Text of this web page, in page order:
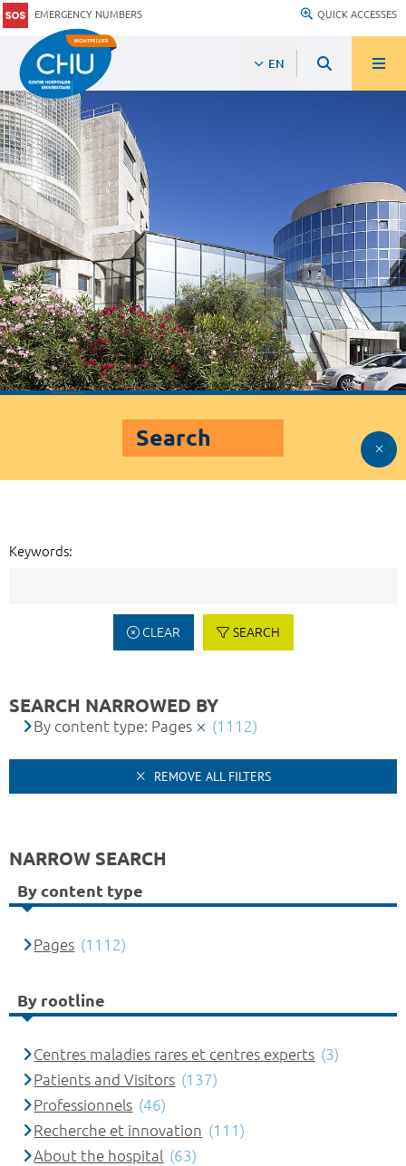
EMERGENCY NUMBERS QUICK ACCESSES
EN
Search
Keywords:
CLEAR SEARCH
SEARCH NARROWED BY
By content type: Pages (1112)
REMOVE ALL FILTERS
NARROW SEARCH
By content type
Pages (1112)
By rootline
Centres maladies rares et centres experts (3)
Patients and Visitors (137)
Professionnels (46)
Recherche et innovation (111)
About the hospital (63)